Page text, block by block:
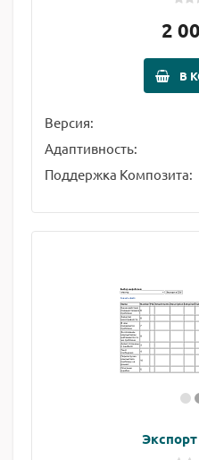
2
В
Версия:
Адаптивность:
Поддержка Композита: